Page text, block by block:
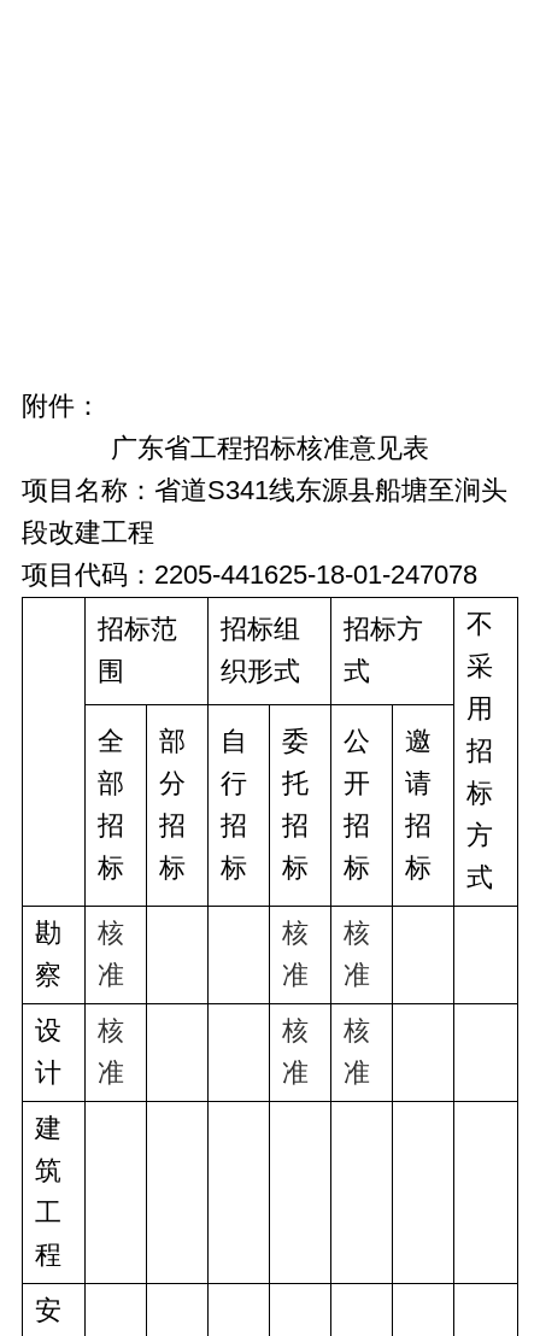
附件：
广东省工程招标核准意见表
项目名称：省道S341线东源县船塘至涧头
段改建工程
项目代码：2205-441625-18-01-247078
招标范
围
招标组
织形式
招标方
式
不
采
用
招
标
方
式
全
部
招
标
部
分
招
标
自
行
招
标
委
托
招
标
公
开
招
标
邀
请
招
标
勘
察
核
准
核
准
核
准
设
计
核
准
核
准
核
准
建
筑
工
程
安